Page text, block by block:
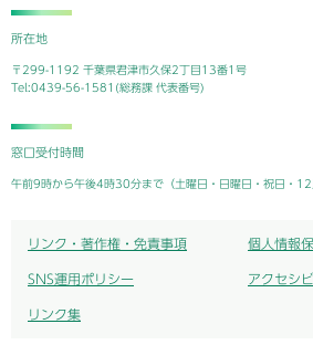
所在地
〒299-1192 千葉県君津市久保2丁目13番1号
Tel:0439-56-1581(総務課 代表番号)
窓口受付時間
午前9時から午後4時30分まで（土曜日・日曜日・祝日・
リンク・著作権・免責事項 個人情報
SNS運用ポリシー アクセシ
リンク集